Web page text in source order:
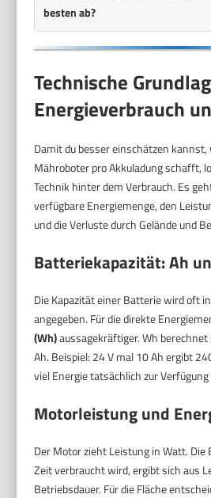
besten ab?
Technische
Energieverbrauch
Damit du besser einschätzen kannst,
Mähroboter pro Akkuladung schafft,
Technik hinter dem Verbrauch. Es
verfügbare Energiemenge, den
und die Verluste durch Gelände und
Batteriekapazität: Ah
Die Kapazität einer Batterie wird oft
angegeben. Für die direkte
(Wh)aussagekräftiger. Wh
Ah. Beispiel: 24 V mal 10 Ah ergibt
viel Energie tatsächlich zur
Motorleistung und
Der Motor zieht Leistung in Watt. Die
Zeit verbraucht wird, ergibt sich aus
Betriebsdauer. Für die Fläche